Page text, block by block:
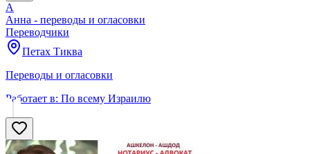
А
Анна - переводы и огласовки
Переводчики
Петах Тиква
Переводы и огласовки
Работает в: По всему Израилю